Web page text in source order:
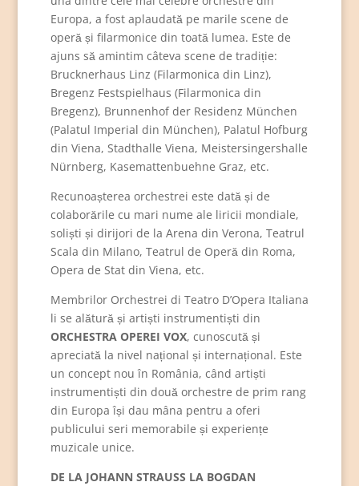
Europa, a fost aplaudată pe marile scene de
operă și filarmonice din toată lumea. Este de
ajuns să amintim câteva scene de tradiție:
Brucknerhaus Linz (Filarmonica din Linz),
Bregenz Festspielhaus (Filarmonica din
Bregenz), Brunnenhof der Residenz München
(Palatul Imperial din München), Palatul Hofburg
din Viena, Stadthalle Viena, Meistersingershalle
Nürnberg, Kasemattenbuehne Graz, etc.
Recunoașterea orchestrei este dată și de
colaborările cu mari nume ale liricii mondiale,
soliști și dirijori de la Arena din Verona, Teatrul
Scala din Milano, Teatrul de Operă din Roma,
Opera de Stat din Viena, etc.
Membrilor Orchestrei di Teatro D’Opera Italiana
li se alătură și artiști instrumentiști din
ORCHESTRA OPEREI VOX, cunoscută și
apreciată la nivel național și internațional. Este
un concept nou în România, când artiști
instrumentiști din două orchestre de prim rang
din Europa își dau mâna pentru a oferi
publicului seri memorabile și experiențe
muzicale unice.
DE LA JOHANN STRAUSS LA BOGDAN